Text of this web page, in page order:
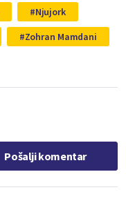
Njujork
Zohran Mamdani
Pošalji komentar